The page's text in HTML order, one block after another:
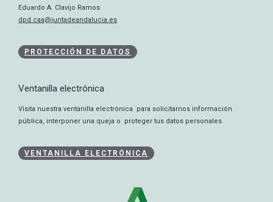
Eduardo A. Clavijo Ramos
dpd.caa@juntadeandalucia.es
PROTECCIÓN DE DATOS
Ventanilla electrónica
Visita nuestra ventanilla electrónica para solicitarnos información
pública, interponer una queja o proteger tus datos personales.
VENTANILLA ELECTRÓNICA